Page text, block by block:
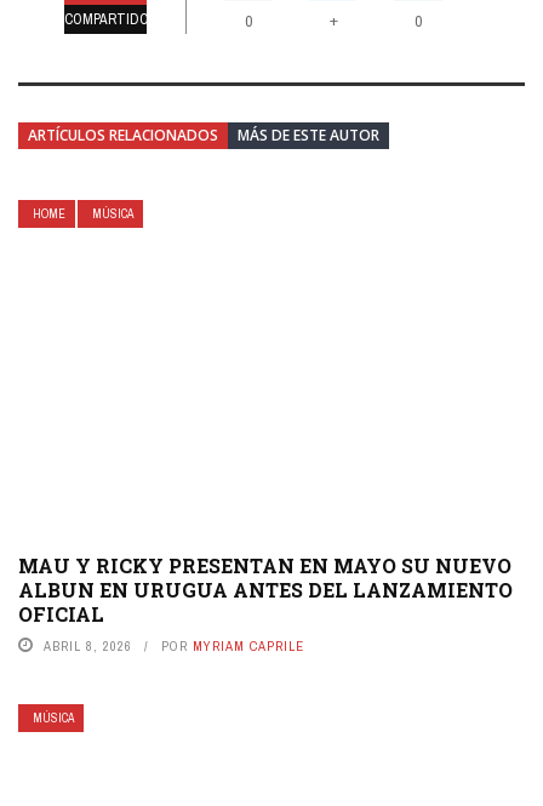
COMPARTIDO 0 + 0
ARTÍCULOS RELACIONADOS MÁS DE ESTE AUTOR
HOME MÚSICA
MAU Y RICKY PRESENTAN EN MAYO SU NUEVO
ALBUN EN URUGUA ANTES DEL LANZAMIENTO
OFICIAL
ABRIL 8, 2026 POR MYRIAM CAPRILE
MÚSICA